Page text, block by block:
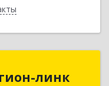
линк
линк